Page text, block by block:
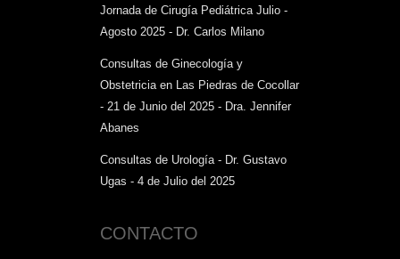
Jornada de Cirugía Pediátrica Julio -
Agosto 2025 - Dr. Carlos Milano
Consultas de Ginecología y
Obstetricia en Las Piedras de Cocollar
- 21 de Junio del 2025 - Dra. Jennifer
Abanes
Consultas de Urología - Dr. Gustavo
Ugas - 4 de Julio del 2025
CONTACTO